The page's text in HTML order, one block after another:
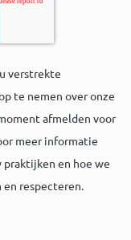
verstrekte
te nemen over onze
afmelden voor
meer informatie
praktijken en hoe we
respecteren.